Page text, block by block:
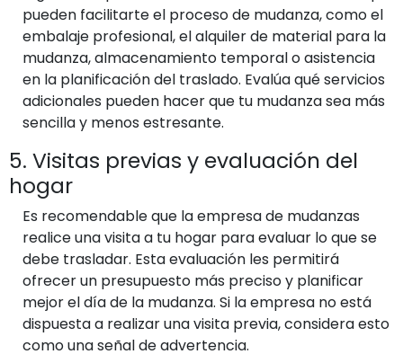
pueden facilitarte el proceso de mudanza, como el
embalaje profesional, el alquiler de material para la
mudanza, almacenamiento temporal o asistencia
en la planificación del traslado. Evalúa qué servicios
adicionales pueden hacer que tu mudanza sea más
sencilla y menos estresante.
5. Visitas previas y evaluación del
hogar
Es recomendable que la empresa de mudanzas
realice una visita a tu hogar para evaluar lo que se
debe trasladar. Esta evaluación les permitirá
ofrecer un presupuesto más preciso y planificar
mejor el día de la mudanza. Si la empresa no está
dispuesta a realizar una visita previa, considera esto
como una señal de advertencia.